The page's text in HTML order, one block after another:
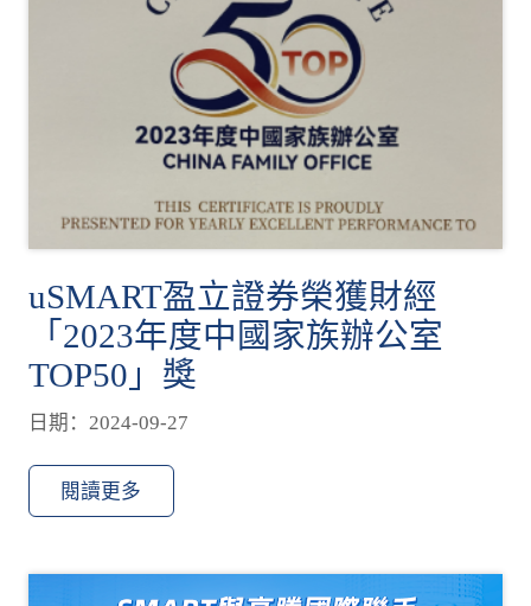
uSMART盈立證券榮獲財經
「2023年度中國家族辦公室
TOP50」獎
日期：2024-09-27
閱讀更多